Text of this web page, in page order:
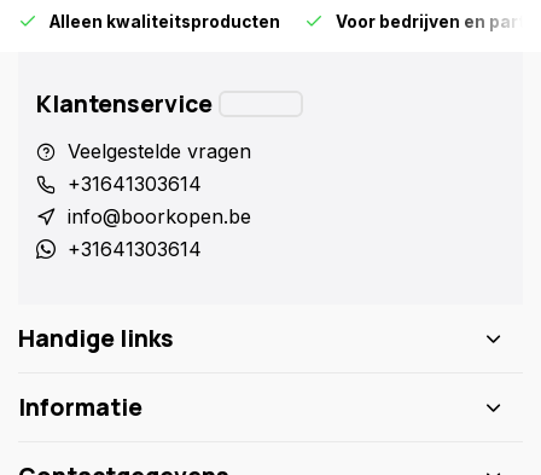
Alleen kwaliteitsproducten Voor bedrijven en
Klantenservice
Veelgestelde vragen
+31641303614
info@boorkopen.be
+31641303614
Handige links
Informatie